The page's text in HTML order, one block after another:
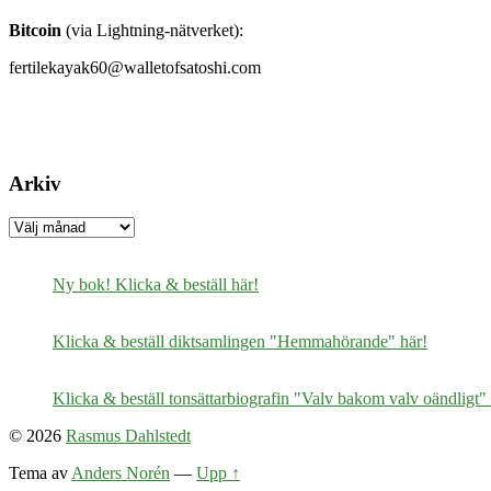
Bitcoin (via Lightning-nätverket):
fertilekayak60@walletofsatoshi.com
Arkiv
Arkiv
Ny bok! Klicka & beställ här!
Klicka & beställ diktsamlingen "Hemmahörande" här!
Klicka & beställ tonsättarbiografin "Valv bakom valv oändligt"
© 2026 Rasmus Dahlstedt
Tema av Anders Norén — Upp ↑